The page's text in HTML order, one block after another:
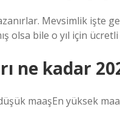
Mevsimlik işte
olsa bile o yıl için
ne kadar
maaşEn yüksek